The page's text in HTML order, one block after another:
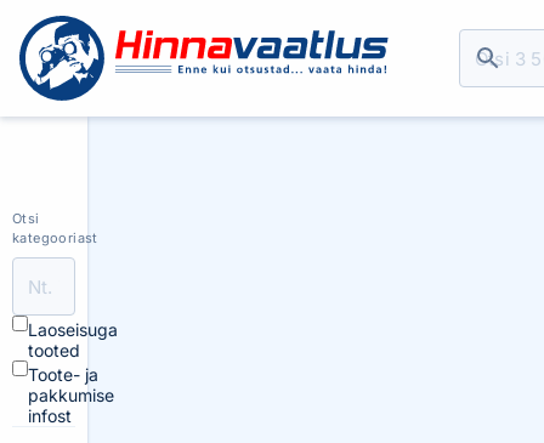
Otsi
kategooriast
Laoseisuga
tooted
Toote- ja
pakkumise
infost